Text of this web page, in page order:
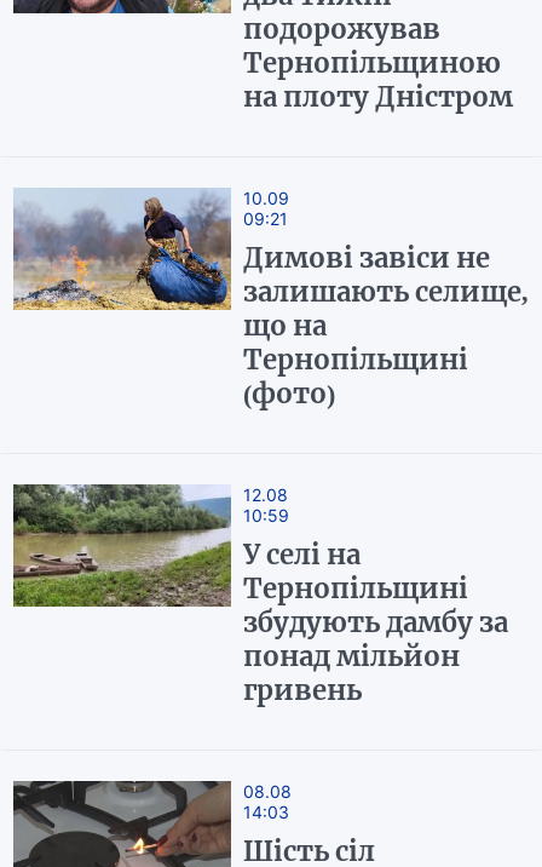
подорожував
Тернопільщиною
на плоту Дністром
10.09
09:21
Димові завіси не
залишають селище,
що на
Тернопільщині
(фото)
12.08
10:59
У селі на
Тернопільщині
збудують дамбу за
понад мільйон
гривень
08.08
14:03
Шість сіл